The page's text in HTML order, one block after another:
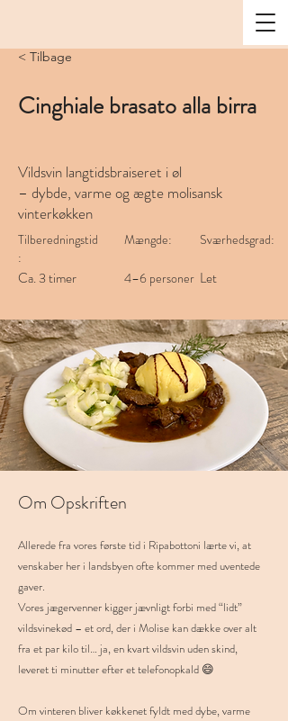
< Tilbage
Cinghiale brasato alla birra
Tilberedningstid
:
Ca. 3 timer 4–6 personer Let
Vildsvin langtidsbraiseret i øl
– dybde, varme og ægte molisansk
vinterkøkken
Mængde: Sværhedsgrad:
Om Opskriften
Allerede fra vores første tid i Ripabottoni lærte vi, at
venskaber her i landsbyen ofte kommer med uventede
gaver.
Vores jægervenner kigger jævnligt forbi med “lidt”
vildsvinekød – et ord, der i Molise kan dække over alt
fra et par kilo til… ja, en kvart vildsvin uden skind,
leveret ti minutter efter et telefonopkald 😄
Om vinteren bliver køkkenet fyldt med dybe, varme